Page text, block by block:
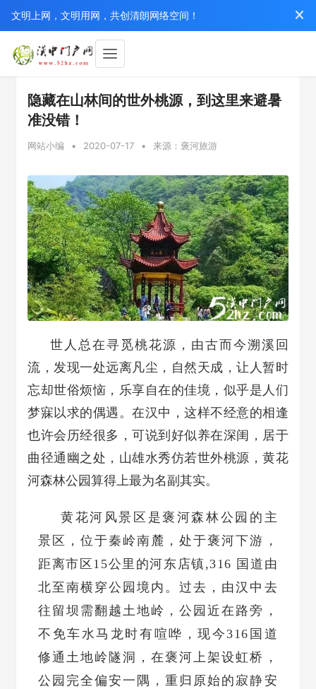
文明上网，文明用网，共创清朗网络空间！
隐藏在山林间的世外桃源，到这里来避暑
准没错！
网站小编 • 2020-07-17 • 来源：褒河旅游
世人总在寻觅桃花源，由古而今溯溪回
流，发现一处远离凡尘，自然天成，让人暂时
忘却世俗烦恼，乐享自在的佳境，似乎是人们
梦寐以求的偶遇。在汉中，这样不经意的相逢
也许会历经很多，可说到好似养在深闺，居于
曲径通幽之处，山雄水秀仿若世外桃源，黄花
河森林公园算得上最为名副其实。
黄花河风景区是褒河森林公园的主
景区，位于秦岭南麓，处于褒河下游，
距离市区15公里的河东店镇,316 国道由
北至南横穿公园境内。过去，由汉中去
往留坝需翻越土地岭，公园近在路旁，
不免车水马龙时有喧哗，现今316国道
修通土地岭隧洞，在褒河上架设虹桥，
公园完全偏安一隅，重归原始的寂静安